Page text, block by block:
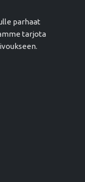
parhaat
tarjota